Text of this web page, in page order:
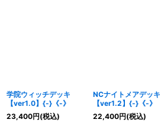
学院ウィッチデッキ
【ver1.0】{-}《-》
23,400円(税込)
NCナイトメアデッキ
【ver1.2】{-}《-》
22,400円(税込)